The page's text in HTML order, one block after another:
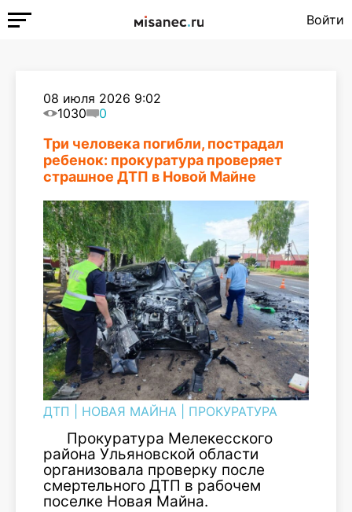
Войти
08 июля 2026 9:02
1030
0
Три человека погибли, пострадал
ребенок: прокуратура проверяет
страшное ДТП в Новой Майне
ДТП НОВАЯ МАЙНА ПРОКУРАТУРА
Прокуратура Мелекесского
района Ульяновской области
организовала проверку после
смертельного ДТП в рабочем
поселке Новая Майна.